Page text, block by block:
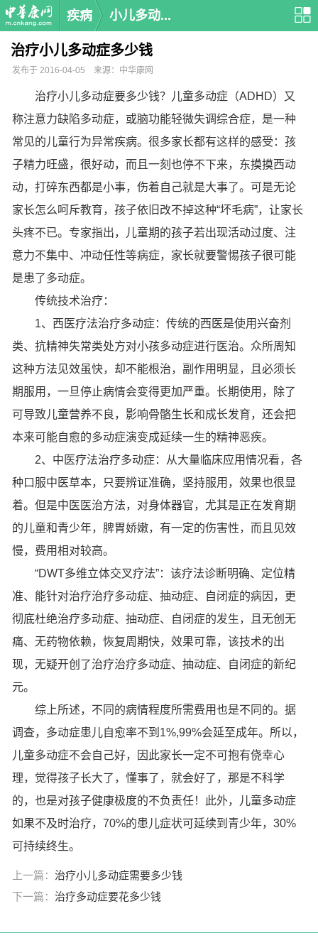
疾病 小儿多动...
治疗小儿多动症多少钱
发布于 2016-04-05 来源：中华康网
治疗小儿多动症要多少钱？儿童多动症（ADHD）又
称注意力缺陷多动症，或脑功能轻微失调综合症，是一种
常见的儿童行为异常疾病。很多家长都有这样的感受：孩
子精力旺盛，很好动，而且一刻也停不下来，东摸摸西动
动，打碎东西都是小事，伤着自己就是大事了。可是无论
家长怎么呵斥教育，孩子依旧改不掉这种“坏毛病”，让家长
头疼不已。专家指出，儿童期的孩子若出现活动过度、注
意力不集中、冲动任性等病症，家长就要警惕孩子很可能
是患了多动症。
传统技术治疗：
1、西医疗法治疗多动症：传统的西医是使用兴奋剂
类、抗精神失常类处方对小孩多动症进行医治。众所周知
这种方法见效虽快，却不能根治，副作用明显，且必须长
期服用，一旦停止病情会变得更加严重。长期使用，除了
可导致儿童营养不良，影响骨骼生长和成长发育，还会把
本来可能自愈的多动症演变成延续一生的精神恶疾。
2、中医疗法治疗多动症：从大量临床应用情况看，各
种口服中医草本，只要辨证准确，坚持服用，效果也很显
着。但是中医医治方法，对身体器官，尤其是正在发育期
的儿童和青少年，脾胃娇嫩，有一定的伤害性，而且见效
慢，费用相对较高。
“DWT多维立体交叉疗法”：该疗法诊断明确、定位精
准、能针对治疗治疗多动症、抽动症、自闭症的病因，更
彻底杜绝治疗多动症、抽动症、自闭症的发生，且无创无
痛、无药物依赖，恢复周期快，效果可靠，该技术的出
现，无疑开创了治疗治疗多动症、抽动症、自闭症的新纪
元。
综上所述，不同的病情程度所需费用也是不同的。据
调查，多动症患儿自愈率不到1%,99%会延至成年。所以，
儿童多动症不会自己好，因此家长一定不可抱有侥幸心
理，觉得孩子长大了，懂事了，就会好了，那是不科学
的，也是对孩子健康极度的不负责任！此外，儿童多动症
如果不及时治疗，70%的患儿症状可延续到青少年，30%
可持续终生。
上一篇： 治疗小儿多动症需要多少钱
下一篇： 治疗多动症要花多少钱